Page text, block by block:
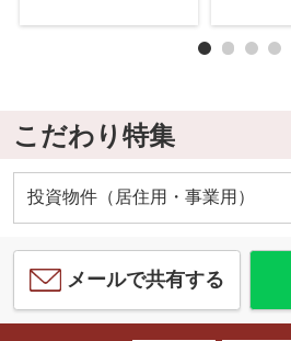
こだわり特集
投資物件（居住用・事業用）
メールで共有する